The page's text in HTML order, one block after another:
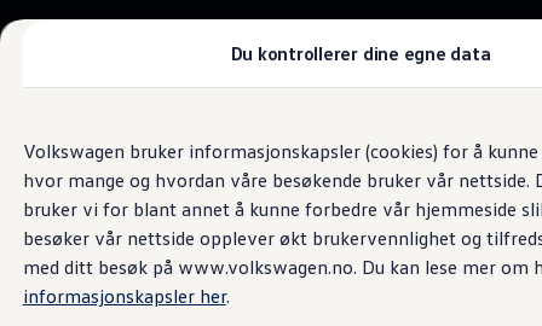
Du kontrollerer dine egne data
Volkswagen bruker informasjonskapsler (cookies) for å
hvor mange og hvordan våre besøkende bruker vår nettside.
bruker vi for blant annet å kunne forbedre vår hjemmeside
besøker vår nettside opplever økt brukervennlighet og
med ditt besøk på www.volkswagen.no. Du kan lese mer om
informasjonskapsler her.
hovedinnhold
til
footer
ID. Buzz GTX Lang Varebil
Kampanjer
ID. Polo
ID.3
ID.3 Neo
ID.4
ID.7 Tourer
Våre varebiler
Prislister
Nesbyen Auto
4.9|247 kundeanmeldelser